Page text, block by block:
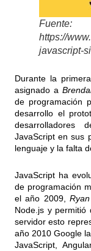
Fuente:
https://
javascript-
Durante la
asignado a
de programación
desarrollo el
desarrolladores
JavaScript en sus
lenguaje y la falta
JavaScript ha
de programación
el año 2009,
Node.js y
servidor esto
año 2010 Google
JavaScript,